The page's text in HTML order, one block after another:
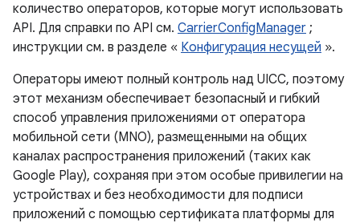
количество операторов, которые могут использовать
API. Для справки по API см. CarrierConfigManager ;
инструкции см. в разделе « Конфигурация несущей ».
Операторы имеют полный контроль над UICC, поэтому
этот механизм обеспечивает безопасный и гибкий
способ управления приложениями от оператора
мобильной сети (MNO), размещенными на общих
каналах распространения приложений (таких как
Google Play), сохраняя при этом особые привилегии на
устройствах и без необходимости для подписи
приложений с помощью сертификата платформы для